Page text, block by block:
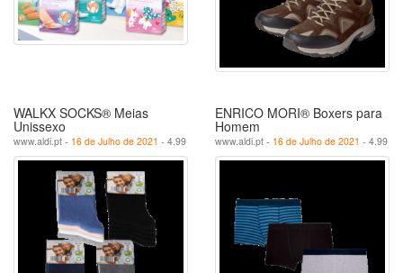
WALKX SOCKS® Meias
Unissexo
www.aldi.pt - 16 de Julho de 2021 - 4.99
ENRICO MORI® Boxers para
Homem
www.aldi.pt - 16 de Julho de 2021 - 4.99